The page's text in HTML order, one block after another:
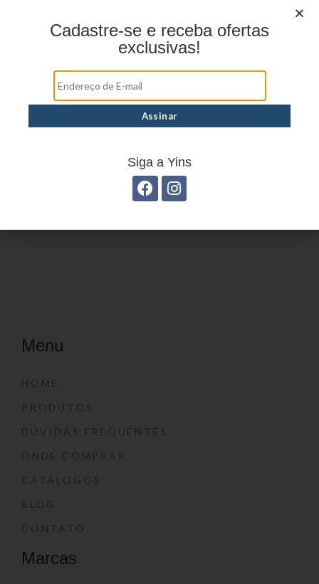
Estojo Juvenil YS27102 Estojo Juvenil ys27113
Menu
HOME
PRODUTOS
DÚVIDAS FREQUENTES
ONDE COMPRAR
CATÁLOGOS
BLOG
CONTATO
Marcas
Cadastre-se e receba ofertas
exclusivas!
Siga a Yins